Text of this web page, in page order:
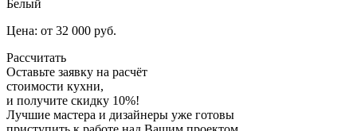
Белый
Цена: от 32 000 руб.
Рассчитать
Оставьте заявку на расчёт
стоимости кухни,
и получите скидку 10%!
Лучшие мастера и дизайнеры уже готовы